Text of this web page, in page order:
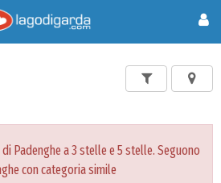
Padenghe a 3 stelle e 5 stelle. Seguono
con categoria simile